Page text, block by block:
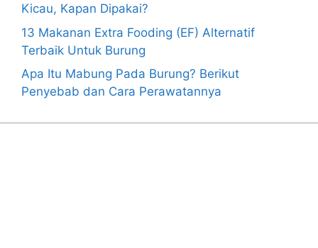
Kicau, Kapan Dipakai?
13 Makanan Extra Fooding (EF) Alternatif
Terbaik Untuk Burung
Apa Itu Mabung Pada Burung? Berikut
Penyebab dan Cara Perawatannya